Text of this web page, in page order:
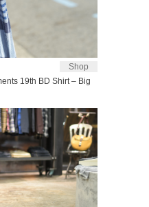
Shop
19th BD Shirt – Big